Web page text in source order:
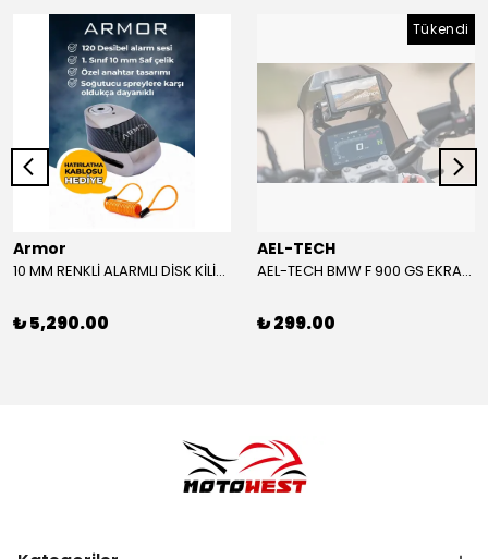
Armor
10 MM RENKLİ ALARMLI DİSK KİLİDİ YENİ VERSİYON
₺ 5,290.00
Tükendi
AEL-TECH
AEL-TECH BMW F 900 GS EKRAN/GÖSTERGE KORUYUCU 2024-2025
₺ 299.00